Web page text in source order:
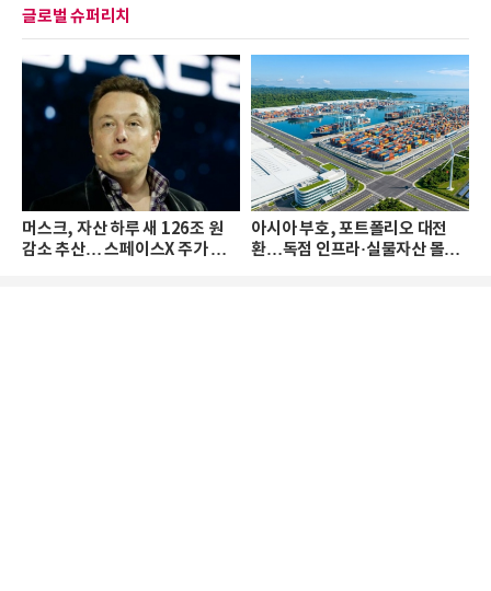
글로벌 슈퍼리치
머스크, 자산 하루 새 126조 원
감소 추산… 스페이스X 주가 하
아시아 부호, 포트폴리오 대전
환…독점 인프라·실물자산 몰린